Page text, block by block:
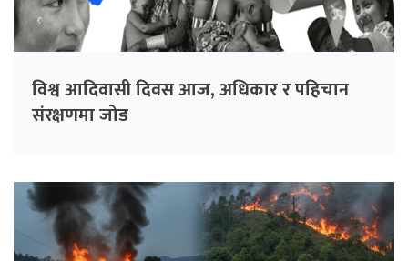
विश्व आदिवासी दिवस आज, अधिकार र पहिचान
संरक्षणमा जोड